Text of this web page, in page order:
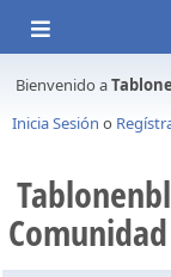
Bienvenido a
Inicia Sesión o